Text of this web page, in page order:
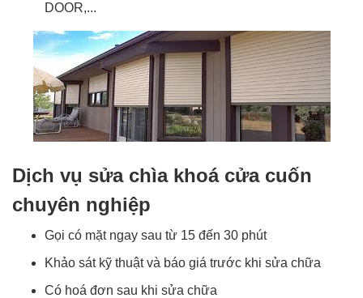
DOOR,...
Dịch vụ sửa chìa khoá cửa cuốn
chuyên nghiệp
Gọi có mặt ngay sau từ 15 đến 30 phút
Khảo sát kỹ thuật và báo giá trước khi sửa chữa
Có hoá đơn sau khi sửa chữa